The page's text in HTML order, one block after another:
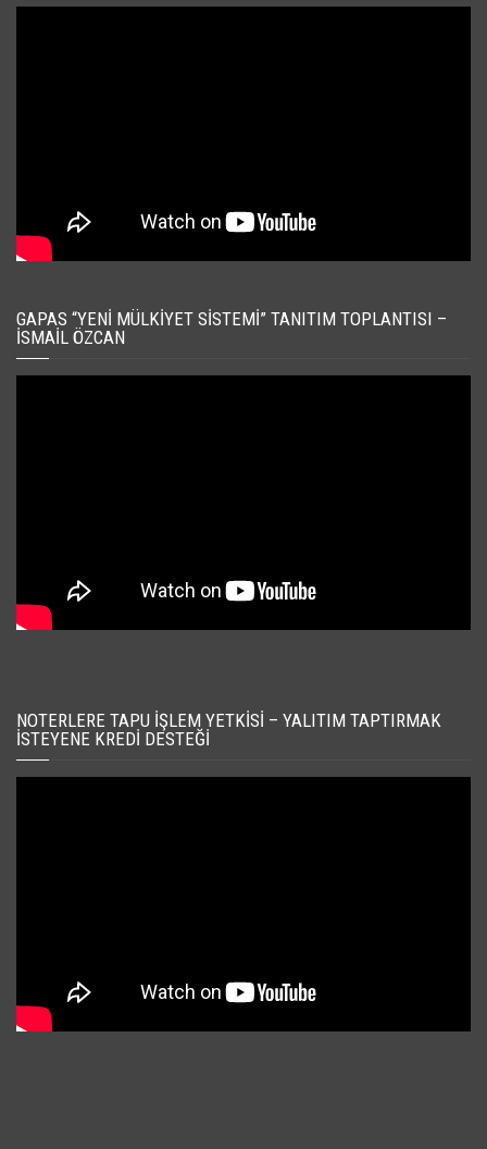
GAPAS “YENI MÜLKIYET SISTEMI” TANITIM TOPLANTISI –
İSMAIL ÖZCAN
NOTERLERE TAPU İŞLEM YETKISI – YALITIM TAPTIRMAK
İSTEYENE KREDI DESTEĞI